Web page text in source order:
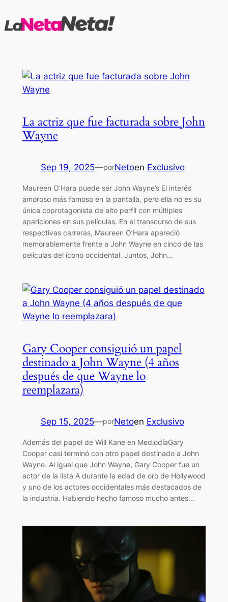
al
La actriz que fue facturada sobre John
Wayne
Sep 19, 2025—porNetoen Exclusivo
Maureen O’Hara puede ser John Wayne’s El interés
amoroso más famoso en la pantalla, pero ella no es su
única coprotagonista de alto perfil con múltiples
apariciones en sus películas. En el transcurso de sus
respectivas carreras, Maureen O’Hara apareció
memorablemente frente a John Wayne en cinco de las
películas del ícono occidental. Juntos, John…
Gary Cooper consiguió un papel
destinado a John Wayne (4 años
después de que Wayne lo
reemplazara)
Sep 15, 2025—porNetoen Exclusivo
Además del papel de Will Kane en MediodíaGary
Cooper casi terminó con otro papel destinado a John
Wayne. Al igual que John Wayne, Gary Cooper fue un
actor de la lista A durante la edad de oro de Hollywood
y uno de los actores occidentales más destacados de
la industria. Habiendo hecho famoso mucho antes…